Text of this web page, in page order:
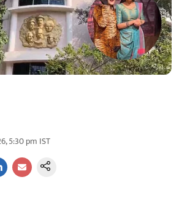
5:30 pm IST